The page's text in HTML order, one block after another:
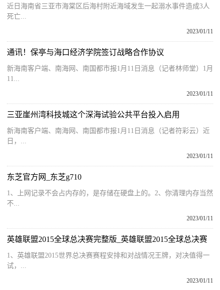
近日海南省三亚市海棠区后海村附近海域发生一起溺水事件造成3人
死亡...
2023/01/11
通讯！保亭与海口经济学院签订战略合作协议
新海南客户端、南海网、南国都市报1月11日消息（记者林师堂）1月
11...
2023/01/11
三亚崖州湾科技城这个深海试验公共平台投入启用
新海南客户端、南海网、南国都市报1月11日消息（记者符彩云）近
日，...
2023/01/11
东芝官方网_东芝g710
1、上网记录不会占内存的，是存储在硬盘上的。2、你清理内存当然
不...
2023/01/11
英雄联盟2015全球总决赛完整版_英雄联盟2015全球总决赛
1、英雄联盟2015世界总决赛赛程安排和对战情况王牌，对决值得一
试，...
2023/01/11